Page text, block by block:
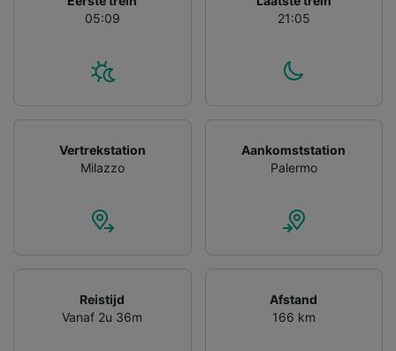
05:09
21:05
Vertrekstation
Milazzo
Aankomststation
Palermo
Reistijd
Vanaf 2u 36m
Afstand
166 km
gevraagd om je niet te volgen.
voor de volgende doeleinden:
Precieze geolocatiegegevens gebruiken. De
apparaatkenmerken actief scannen ter
identificatie. Informatie op een apparaat
advertenties en content, advertentie- en
contentmetingen, doelgroepenonderzoek en
Partnerlijst (derden)